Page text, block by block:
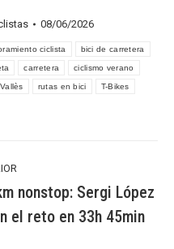
08/06/2026
ciclista bici de carretera
carretera ciclismo verano
rutas en bici T-Bikes
nonstop: Sergi López
el reto en 33h 45min